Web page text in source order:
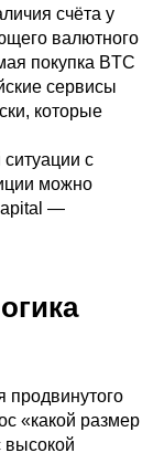
счёта у
валютного
покупка BTC
сервисы
которые
с
можно
—
продвинутого
«какой размер
высокой